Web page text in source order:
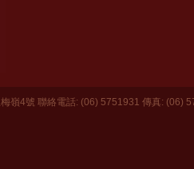
嶺4號 聯絡電話: (06) 5751931 傳真: